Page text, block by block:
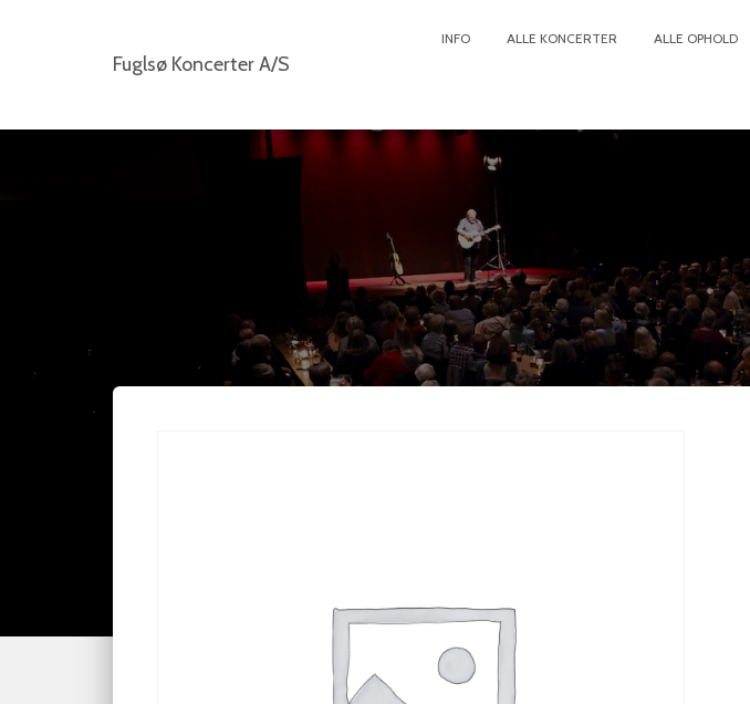
Fuglsø Koncerter A/S
INFO ALLE KONCERTER ALLE OPHOLD